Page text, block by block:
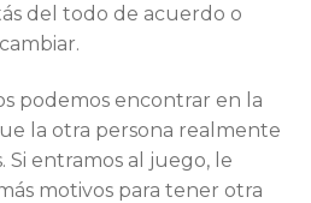
del todo de acuerdo o
podemos encontrar en la
la otra persona realmente
Si entramos al juego, le
motivos para tener otra